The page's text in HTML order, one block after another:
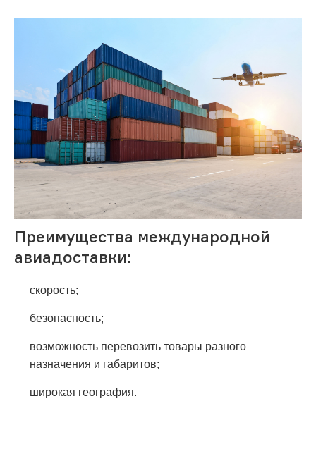
Преимущества международной
авиадоставки:
скорость;
безопасность;
возможность перевозить товары разного
назначения и габаритов;
широкая география.